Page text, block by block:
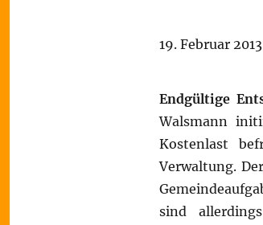
19. Februar 2013
Endgültige
Walsmann
Kostenlast
Verwaltung.
sind